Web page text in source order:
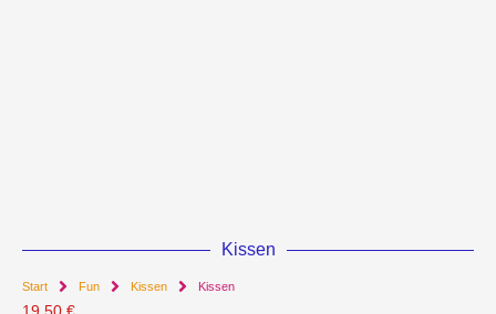
Kissen
Start Fun Kissen Kissen